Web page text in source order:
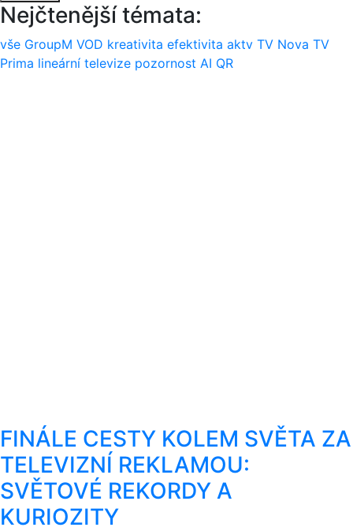
Nejčtenější témata:
vše GroupM VOD kreativita efektivita aktv TV Nova TV
Prima lineární televize pozornost AI QR
FINÁLE CESTY KOLEM SVĚTA ZA
TELEVIZNÍ REKLAMOU:
SVĚTOVÉ REKORDY A
KURIOZITY